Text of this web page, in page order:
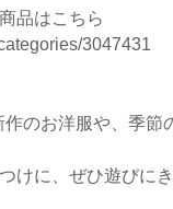
品はこちら
3047431
のお洋服や、季節
けに、ぜひ遊びに